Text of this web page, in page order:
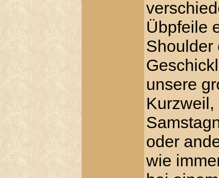
Übpfeile
Shoulder
unsere
oder
wie